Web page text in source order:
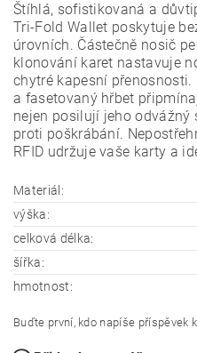
Štíhlá, sofistikovaná a
Tri-Fold Wallet poskytuje
úrovních. Částečně nosič
klonování karet nastavuje
chytré kapesní přenosnosti.
a fasetovaný hřbet
nejen posilují jeho
proti poškrábání.
RFID udržuje vaše karty a
Materiál:
výška:
celková délka:
šířka:
hmotnost:
Buďte první, kdo napíše příspěvek